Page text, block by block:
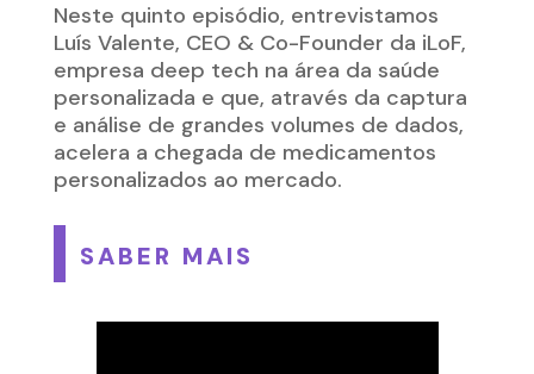
Neste quinto episódio, entrevistamos
Luís Valente, CEO & Co-Founder da iLoF,
empresa deep tech na área da saúde
personalizada e que, através da captura
e análise de grandes volumes de dados,
acelera a chegada de medicamentos
personalizados ao mercado.
SABER MAIS